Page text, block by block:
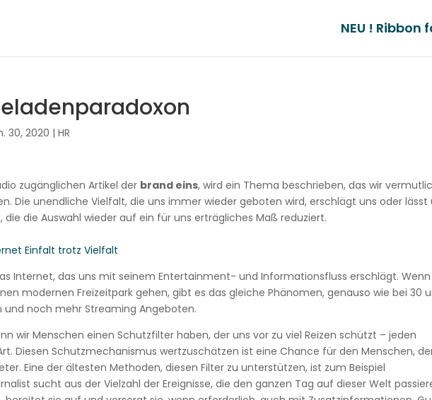
NEU ! Ribbon
30, 2020 |HR
zugänglichen Artikel der brand eins, wird ein Thema beschrieben, das wir
Die unendliche Vielfalt, die uns immer wieder geboten wird, erschlägt uns oder lässt
die die Auswahl wieder auf ein für uns erträgliches Maß reduziert.
Einfalt trotz Vielfalt
Internet, das uns mit seinem Entertainment- und Informationsfluss erschlägt. Wenn
modernen Freizeitpark gehen, gibt es das gleiche Phänomen, genauso wie bei 30
und noch mehr Streaming Angeboten.
wir Menschen einen Schutzfilter haben, der uns vor zu viel Reizen schützt – jeden
Diesen Schutzmechanismus wertzuschätzen ist eine Chance für den Menschen,
Eine der ältesten Methoden, diesen Filter zu unterstützen, ist zum Beispiel
sucht aus der Vielzahl der Ereignisse, die den ganzen Tag auf dieser Welt